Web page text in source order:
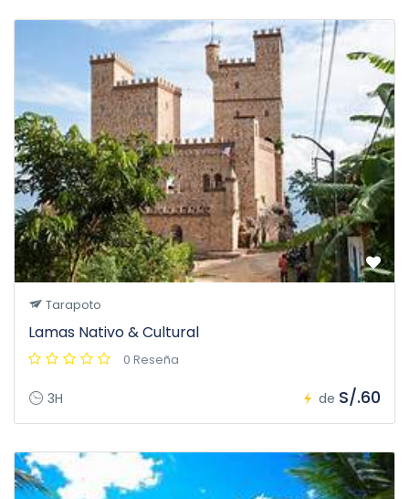
Tarapoto
Lamas Nativo & Cultural
0 Reseña
3H de S/.60